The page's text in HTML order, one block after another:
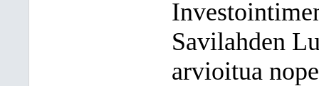
Savilahden
arvioitua